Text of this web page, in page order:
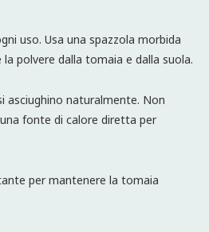
uso. Usa una spazzola morbida
polvere dalla tomaia e dalla suola.
asciughino naturalmente. Non
fonte di calore diretta per
per mantenere la tomaia